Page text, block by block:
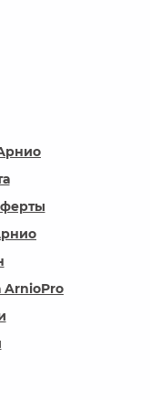
ArnioPro